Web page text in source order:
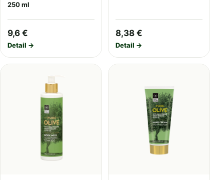
250 ml
9,6 €
Detail →
8,38 €
Detail →